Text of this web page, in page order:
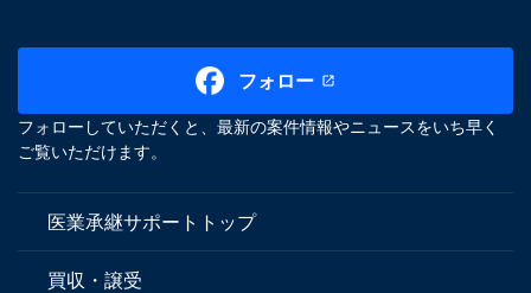
フォロー
フォローしていただくと、最新の案件情報やニュースをいち早く
ご覧いただけます。
医業承継サポートトップ
買収・譲受